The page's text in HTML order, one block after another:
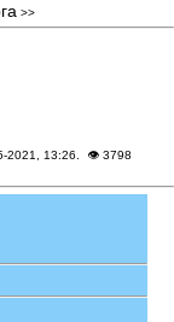
>>
2021, 13:26 . 👁 3798